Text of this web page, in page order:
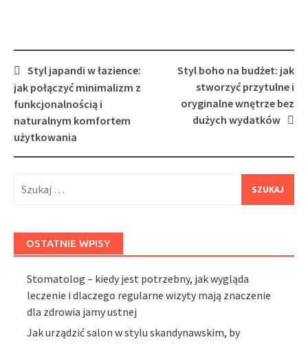
Post
navigation
Styl japandi w łazience:
jak połączyć minimalizm z
funkcjonalnością i
naturalnym komfortem
użytkowania
Styl boho na budżet: jak
stworzyć przytulne i
oryginalne wnętrze bez
dużych wydatków
OSTATNIE WPISY
Stomatolog – kiedy jest potrzebny, jak wygląda
leczenie i dlaczego regularne wizyty mają znaczenie
dla zdrowia jamy ustnej
Jak urządzić salon w stylu skandynawskim, by